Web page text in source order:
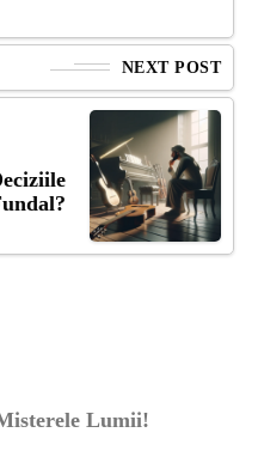
NEXT POST
Lumii!